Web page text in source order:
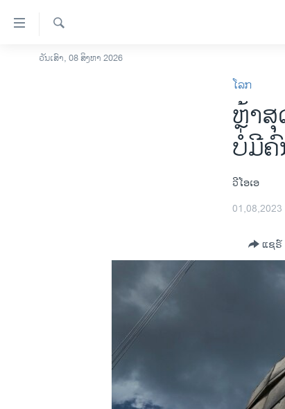
ລິ້ງ
ສຳຫລັບ
ໂຮມເພຈ
ຄົ້ນຫາ
ວັນເສົາ, 08 ສິງຫາ 2026
ໂລກ
ຫຼ້າສຸ
ບໍ່ມີ
ວີໂອເອ
01,08,2023
ແຊຣ໌